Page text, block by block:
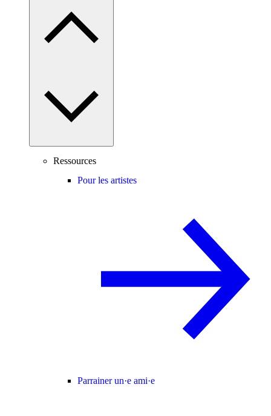
Ressources
Pour les artistes
Parrainer un·e ami·e